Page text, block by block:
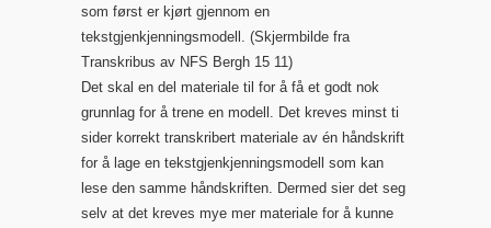
som først er kjørt gjennom en
tekstgjenkjenningsmodell. (Skjermbilde fra
Transkribus av NFS Bergh 15 11)
Det skal en del materiale til for å få et godt nok
grunnlag for å trene en modell. Det kreves minst ti
sider korrekt transkribert materiale av én håndskrift
for å lage en tekstgjenkjenningsmodell som kan
lese den samme håndskriften. Dermed sier det seg
selv at det kreves mye mer materiale for å kunne